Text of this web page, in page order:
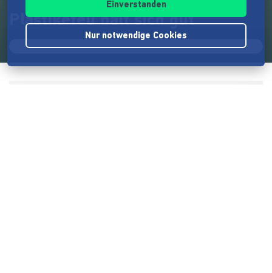
Plastikefeu hält sich gut
Einverstanden
Nur notwendige Cookies